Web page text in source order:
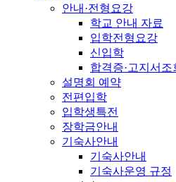
안내·전형요강
학교 안내 자료
입학전형요강
신입학
합격증·고지서조
설명회 예약
전편입학
입학생특전
장학금안내
기숙사안내
기숙사안내
기숙사운영 규정